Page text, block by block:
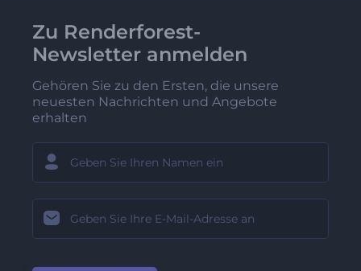
Zu Renderforest-
Newsletter anmelden
Gehören Sie zu den Ersten, die unsere
neuesten Nachrichten und Angebote
erhalten